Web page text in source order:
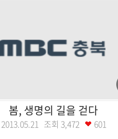
봄, 생명의 길을 걷다
2013.05.21 조회 3,472 601